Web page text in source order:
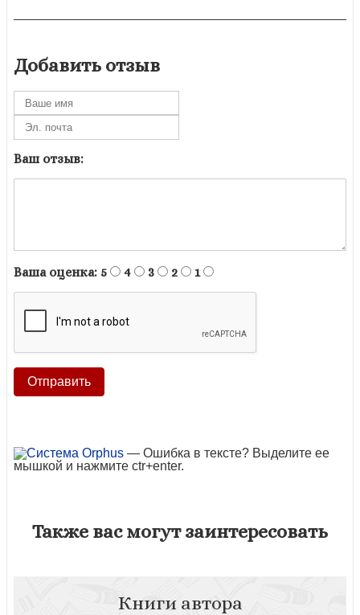
Добавить отзыв
Ваш отзыв:
Ваша оценка: 5 4 3 2 1
— Ошибка в тексте? Выделите ее
мышкой и нажмите ctr+enter.
Также вас могут заинтересовать
Книги автора